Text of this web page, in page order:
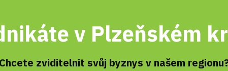
v Plzeňském
Chcete zviditelnit svůj byznys v našem